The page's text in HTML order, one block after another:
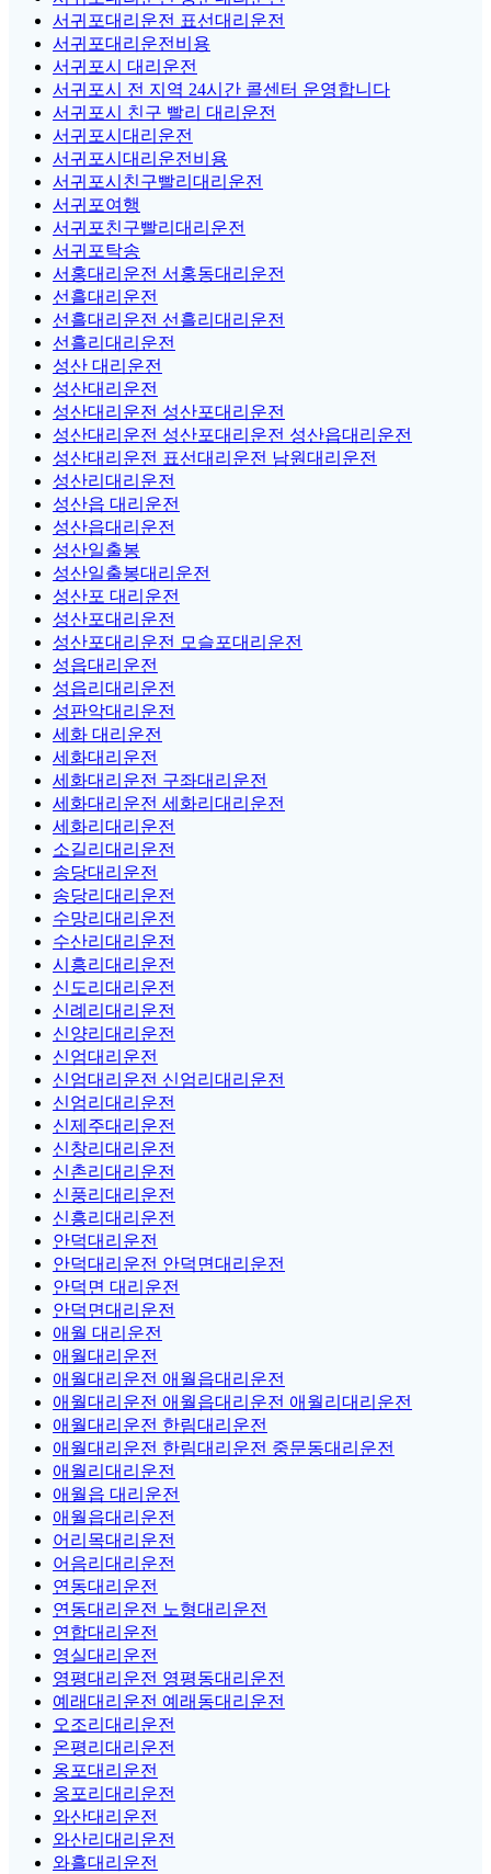
서귀포대리운전 표선대리운전
서귀포대리운전비용
서귀포시 대리운전
서귀포시 전 지역 24시간 콜센터 운영합니다
서귀포시 친구 빨리 대리운전
서귀포시대리운전
서귀포시대리운전비용
서귀포시친구빨리대리운전
서귀포여행
서귀포친구빨리대리운전
서귀포탁송
서홍대리운전 서홍동대리운전
선흘대리운전
선흘대리운전 선흘리대리운전
선흘리대리운전
성산 대리운전
성산대리운전
성산대리운전 성산포대리운전
성산대리운전 성산포대리운전 성산읍대리운전
성산대리운전 표선대리운전 남원대리운전
성산리대리운전
성산읍 대리운전
성산읍대리운전
성산일출봉
성산일출봉대리운전
성산포 대리운전
성산포대리운전
성산포대리운전 모슬포대리운전
성읍대리운전
성읍리대리운전
성판악대리운전
세화 대리운전
세화대리운전
세화대리운전 구좌대리운전
세화대리운전 세화리대리운전
세화리대리운전
소길리대리운전
송당대리운전
송당리대리운전
수망리대리운전
수산리대리운전
시흥리대리운전
신도리대리운전
신례리대리운전
신양리대리운전
신엄대리운전
신엄대리운전 신엄리대리운전
신엄리대리운전
신제주대리운전
신창리대리운전
신촌리대리운전
신풍리대리운전
신흥리대리운전
안덕대리운전
안덕대리운전 안덕면대리운전
안덕면 대리운전
안덕면대리운전
애월 대리운전
애월대리운전
애월대리운전 애월읍대리운전
애월대리운전 애월읍대리운전 애월리대리운전
애월대리운전 한림대리운전
애월대리운전 한림대리운전 중문동대리운전
애월리대리운전
애월읍 대리운전
애월읍대리운전
어리목대리운전
어음리대리운전
연동대리운전
연동대리운전 노형대리운전
연합대리운전
영실대리운전
영평대리운전 영평동대리운전
예래대리운전 예래동대리운전
오조리대리운전
온평리대리운전
옹포대리운전
옹포리대리운전
와산대리운전
와산리대리운전
와흘대리운전